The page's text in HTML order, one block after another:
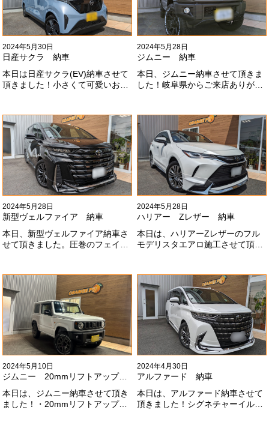
2024年5月30日
日産サクラ 納車
本日は日産サクラ(EV)納車させて
頂きました！小さくて可愛いお車
#x1f60a;#x1f60a;M様ありがとう
ございました#x1f60a;
2024年5月28日
ジムニー 納車
本日、ジムニー納車させて頂きま
した！岐阜県からご来店ありがと
ープンカントリー、ホイールと、
可愛い仕様になりました！これか
らもよろしくお願いします
#x1f647;#x200d;#x2640;#xfe0f;
2024年5月28日
新型ヴェルファイア 納車
本日、新型ヴェルファイア納車さ
せて頂きました。圧巻のフェイス
なりました！いつも本当にありが
とうございます#x1f60a;
2024年5月28日
ハリアー Zレザー 納車
本日は、ハリアーZレザーのフル
モデリスタエアロ施工させて頂き
全然、思い通りエアロが入ってき
ませんね。。今後とも宜しくお願
いします！
2024年5月10日
ジムニー 20mmリフトアップ納車
本日は、ジムニー納車させて頂き
ました！・20mmリフトアップ・
2024年4月30日
アルファード 納車
本日は、アルファード納車させて
頂きました！シグネチャーイル